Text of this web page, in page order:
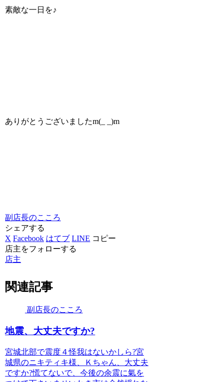
素敵な一日を♪
ありがとうございましたm(_ _)m
副店長のこころ
シェアする
X Facebook はてブ LINE コピー
店主をフォローする
店主
関連記事
副店長のこころ
地震、大丈夫ですか?
宮城北部で震度４怪我はないかしら?宮
城県のニキティキ様、Ｋちゃん、大丈夫
ですか?慌てないで、今後の余震に氣を